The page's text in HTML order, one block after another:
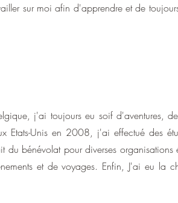
sur moi afin d'apprendre et de
j'ai toujours eu soif d'aventures,
Unis en 2008, j'ai effectué des
bénévolat pour diverses
et de voyages. Enfin, J'ai eu